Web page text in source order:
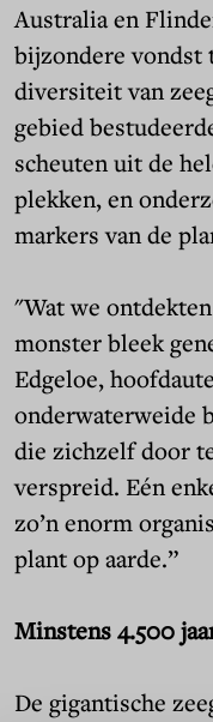
Australia en
bijzondere vondst
diversiteit van
gebied
scheuten uit de
plekken, en
markers van de
"Wat we
monster bleek
Edgeloe,
onderwaterweide
die zichzelf door
verspreid. Eén
zo’n enorm
plant op aarde.”
Minstens 4.500
De gigantische